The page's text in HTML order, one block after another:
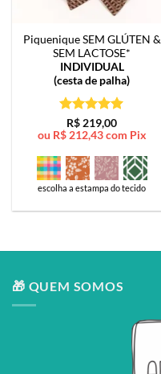
Piquenique SEM GLÚTEN &
SEM LACTOSE*
INDIVIDUAL
(cesta de palha)
Avaliação5
de 5
R$219,00
ou R$212,43 com Pix
escolha a estampa do tecido
🎁 QUEM SOMOS